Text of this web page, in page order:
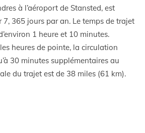
à l’aéroport de Stansted, est
365 jours par an. Le temps de trajet
1 heure et 10 minutes.
heures de pointe, la circulation
30 minutes supplémentaires au
du trajet est de 38 miles (61 km).